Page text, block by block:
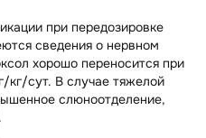
при передозировке
сведения о нервном
хорошо переносится при
кг/сут. В случае тяжелой
слюноотделение,